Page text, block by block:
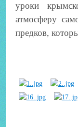
уроки
атмосферу
предков,